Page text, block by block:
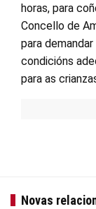
horas, para
Concello de
para
condicións
para as
Novas